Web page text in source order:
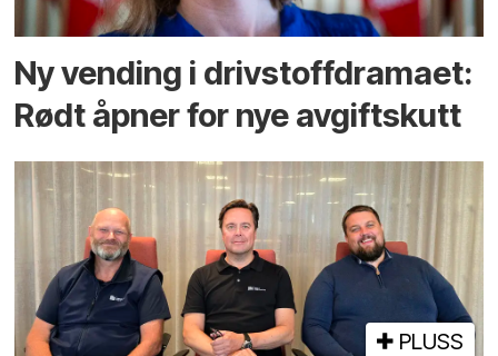
Ny vending i drivstoffdramaet:
Rødt åpner for nye avgiftskutt
PLUSS